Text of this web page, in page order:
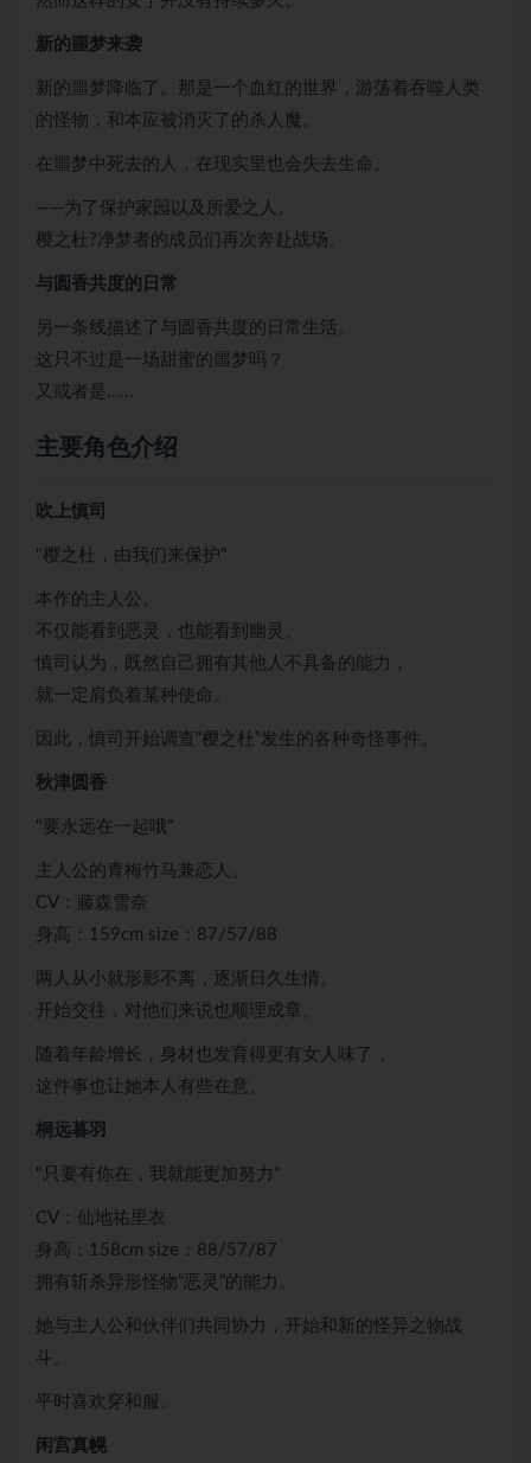
新的噩梦来袭
新的噩梦降临了。那是一个血红的世界，游荡着吞噬人类
的怪物，和本应被消灭了的杀人魔。
在噩梦中死去的人，在现实里也会失去生命。
——为了保护家园以及所爱之人。
樱之杜?净梦者的成员们再次奔赴战场。
与圆香共度的日常
另一条线描述了与圆香共度的日常生活。
这只不过是一场甜蜜的噩梦吗？
又或者是……
主要角色介绍
吹上慎司
"樱之杜，由我们来保护"
本作的主人公。
不仅能看到恶灵，也能看到幽灵。
慎司认为，既然自己拥有其他人不具备的能力，
就一定肩负着某种使命。
因此，慎司开始调查“樱之杜”发生的各种奇怪事件。
秋津圆香
"要永远在一起哦"
主人公的青梅竹马兼恋人。
CV：藤森雪奈
身高：159cm size：87/57/88
两人从小就形影不离，逐渐日久生情。
开始交往，对他们来说也顺理成章。
随着年龄增长，身材也发育得更有女人味了，
这件事也让她本人有些在意。
桐远暮羽
"只要有你在，我就能更加努力"
CV：仙地祐里衣
身高：158cm size：88/57/87
拥有斩杀异形怪物“恶灵”的能力。
她与主人公和伙伴们共同协力，开始和新的怪异之物战
斗。
平时喜欢穿和服。
闲宫真幌